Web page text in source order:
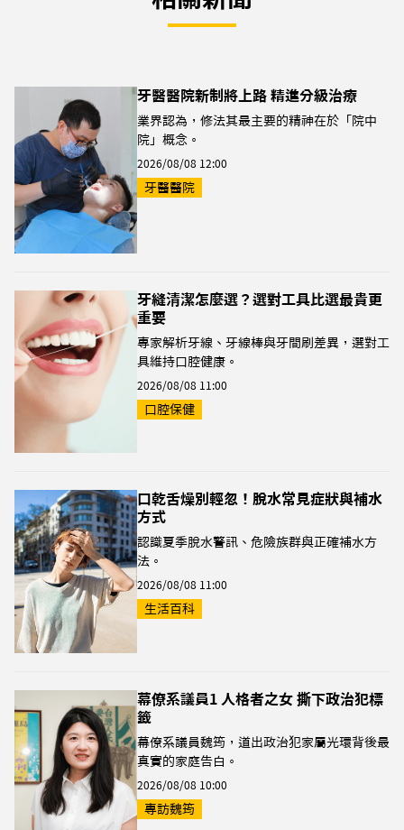
牙醫醫院新制將上路 精進分級治療
業界認為，修法其最主要的精神在於「院中
院」概念。
2026/08/08 12:00
牙醫醫院
牙縫清潔怎麼選？選對工具比選最貴更
重要
專家解析牙線、牙線棒與牙間刷差異，選對工
具維持口腔健康。
2026/08/08 11:00
口腔保健
口乾舌燥別輕忽！脫水常見症狀與補水
方式
認識夏季脫水警訊、危險族群與正確補水方
法。
2026/08/08 11:00
生活百科
幕僚系議員1 人格者之女 撕下政治犯標
籤
幕僚系議員魏筠，道出政治犯家屬光環背後最
真實的家庭告白。
2026/08/08 10:00
專訪魏筠